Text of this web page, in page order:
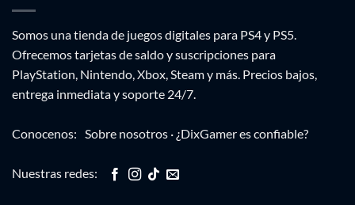
Somos una tienda de juegos digitales para PS4 y PS5.
Ofrecemos tarjetas de saldo y suscripciones para
PlayStation, Nintendo, Xbox, Steam y más. Precios bajos,
entrega inmediata y soporte 24/7.
Conocenos: Sobre nosotros · ¿DixGamer es confiable?
Nuestras redes: